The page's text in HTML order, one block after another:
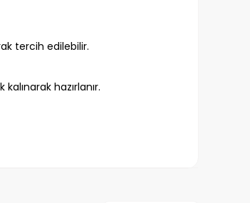
tercih edilebilir.
hazırlanır.